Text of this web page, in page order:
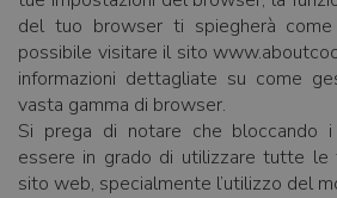
del tuo browser ti spiegherà
possibile visitare il sito
informazioni dettagliate su come
vasta gamma di browser.
Si prega di notare che bloccando
essere in grado di utilizzare tutte le
sito web, specialmente l’utilizzo del